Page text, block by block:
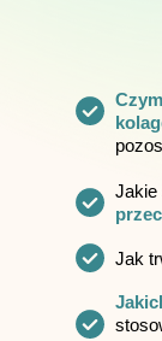
Jakie
Jak